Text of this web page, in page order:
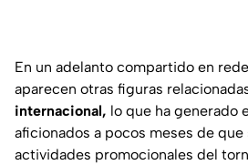
En un adelanto compartido en
aparecen otras figuras
internacional, lo que ha generado
aficionados a pocos meses de
actividades promocionales del